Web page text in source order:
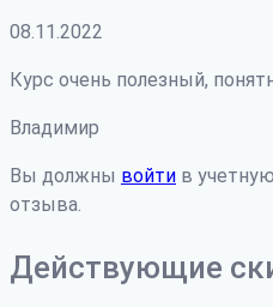
08.11.2022
Курс очень полезный,
Владимир
Вы должны войти в
отзыва.
Действующие